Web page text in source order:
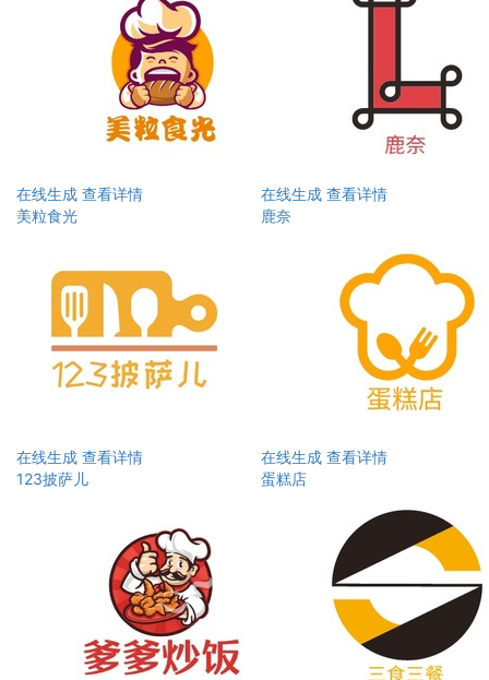
在线生成 查看详情
美粒食光
在线生成 查看详情
鹿奈
在线生成 查看详情
123披萨儿
在线生成 查看详情
蛋糕店